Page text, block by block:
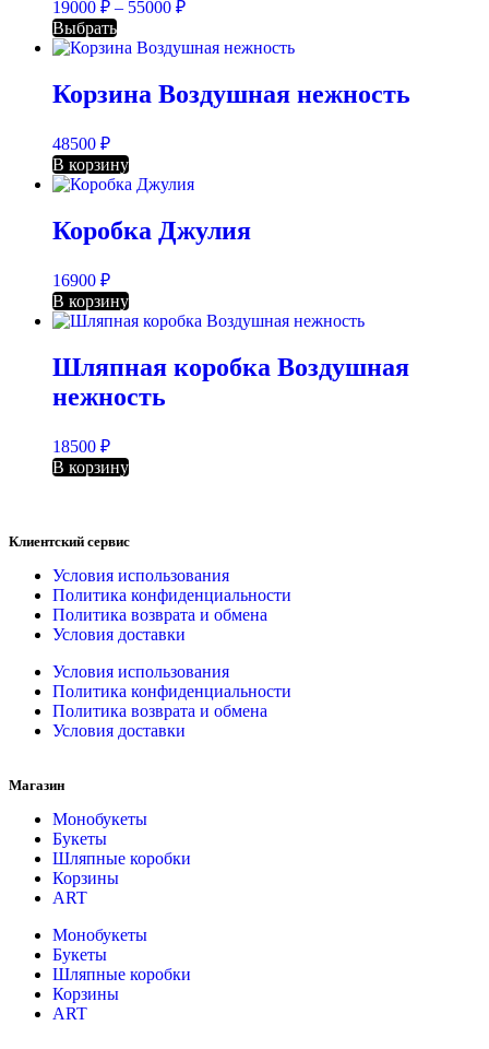
19000 ₽ – 55000 ₽
Выбрать
Корзина Воздушная нежность
48500 ₽
В корзину
Коробка Джулия
16900 ₽
В корзину
Шляпная коробка Воздушная
нежность
18500 ₽
В корзину
Клиентский сервис
Условия использования
Политика конфиденциальности
Политика возврата и обмена
Условия доставки
Условия использования
Политика конфиденциальности
Политика возврата и обмена
Условия доставки
Магазин
Монобукеты
Букеты
Шляпные коробки
Корзины
ART
Монобукеты
Букеты
Шляпные коробки
Корзины
ART